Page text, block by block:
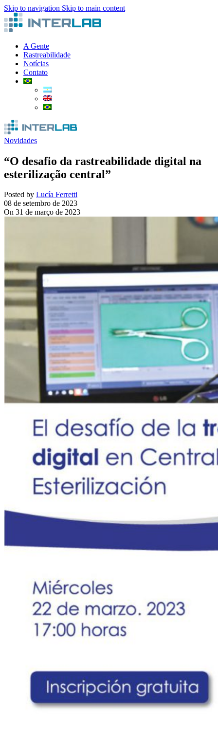
Skip to navigation Skip to main content
A Gente
Rastreabilidade
Notícias
Contato
Novidades
“O desafio da rastreabilidade digital na
esterilização central”
Posted by Lucía Ferretti
08 de setembro de 2023
On 31 de março de 2023